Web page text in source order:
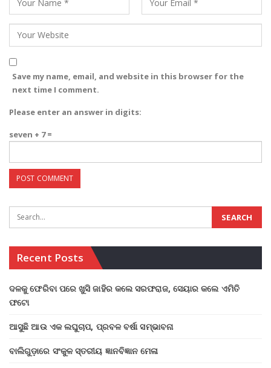
Save my name, email, and website in this browser for the
next time I comment.
Please enter an answer in digits:
seven + 7 =
Recent Posts
ଦଳକୁ ଫେରିବା ପରେ ଖୁସି ଜାହିର କଲେ ସରଫରାଜ, ସେୟାର କଲେ ଏମିତି
ଫଟୋ
ଆସୁଛି ଆଉ ଏକ ଲଘୁଚାପ, ପ୍ରବଳ ବର୍ଷା ସମ୍ଭାବନା
ବାଲିଗୁଡ଼ାରେ ସଂକୁଳ ସ୍ତରୀୟ ଜ୍ଞାନବିଜ୍ଞାନ ମେଳା